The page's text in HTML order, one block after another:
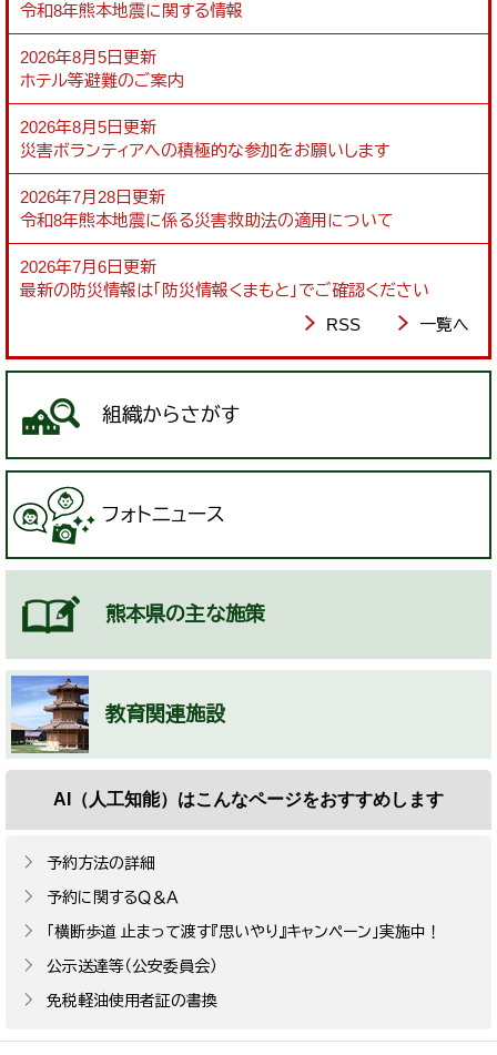
令和8年熊本地震に関する情報
2026年8月5日更新
ホテル等避難のご案内
2026年8月5日更新
災害ボランティアへの積極的な参加をお願いします
2026年7月28日更新
令和8年熊本地震に係る災害救助法の適用について
2026年7月6日更新
最新の防災情報は「防災情報くまもと」でご確認ください
RSS
一覧へ
組織からさがす
フォトニュース
熊本県の主な施策
教育関連施設
AI（人工知能）はこんなページをおすすめします
予約方法の詳細
予約に関するＱ＆Ａ
「横断歩道 止まって渡す『思いやり』キャンペーン」実施中！
公示送達等（公安委員会）
免税軽油使用者証の書換